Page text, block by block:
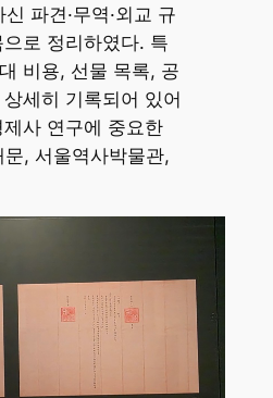
파견·무역·외교 규
로 정리하였다. 특
비용, 선물 목록, 공
세히 기록되어 있어
사 연구에 중요한
, 서울역사박물관,